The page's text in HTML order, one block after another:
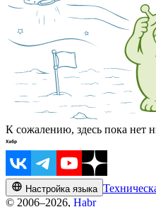
К сожалению, здесь пока нет
Настройка языка
© 2006–2026, Habr